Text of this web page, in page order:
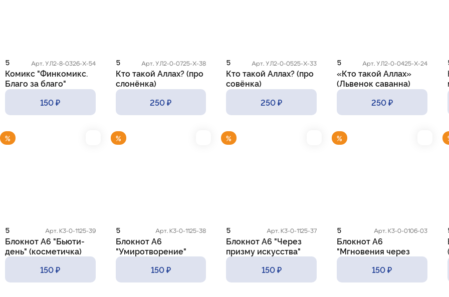
5 Арт. УЛ2-8-0326-Х-54
Комикс "Финкомикс.
Благо за благо"
150 ₽
5 Арт. УЛ2-0-0725-Х-38
Кто такой Аллах? (про
слонёнка)
250 ₽
5 Арт. УЛ2-0-0525-Х-33
Кто такой Аллах? (про
совёнка)
250 ₽
5 Арт. УЛ2-0-0425-Х-24
«Кто такой Аллах»
(Львенок саванна)
250 ₽
%
5 Арт. К3-0-1125-39
Блокнот А6 "Бьюти-
день" (косметичка)
150 ₽
%
5 Арт. К3-0-1125-38
Блокнот А6
"Умиротворение"
(кошка)
150 ₽
%
5 Арт. К3-0-1125-37
Блокнот А6 "Через
призму искусства"
(жемчуг)
150 ₽
%
5 Арт. К3-0-0106-03
Блокнот А6
"Мгновения через
объектив"
(фотоаппарат)
150 ₽